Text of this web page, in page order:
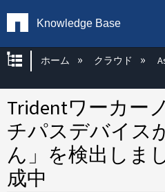
Knowledge Base
グローバル階層を
ホーム クラウド
Tridentワーカー
チパスデバイス
ん」を検出しま
成中